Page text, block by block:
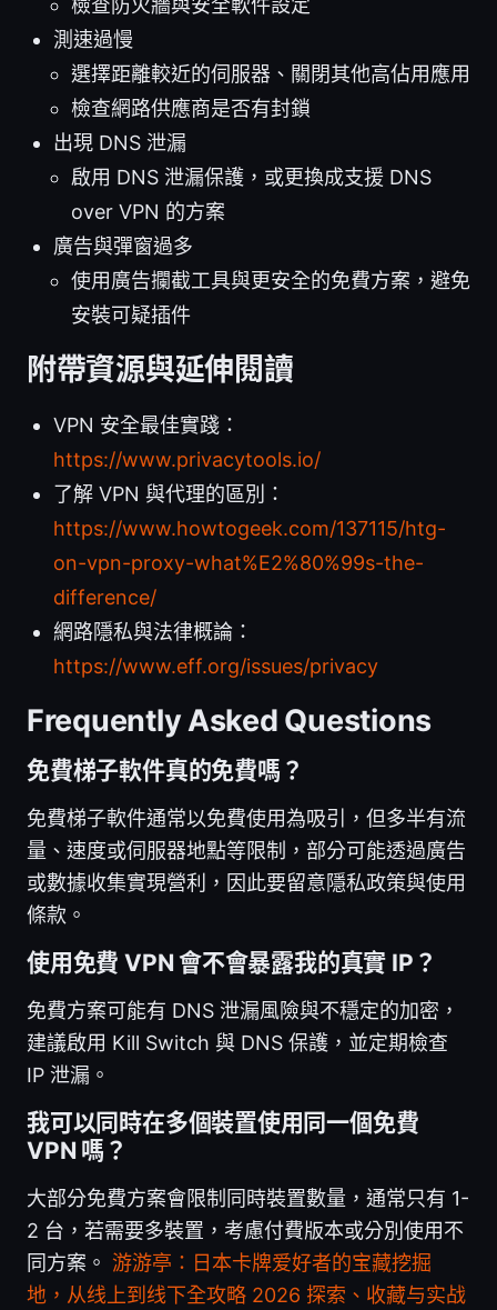
測速過慢
選擇距離較近的伺服器、關閉其他高佔用應用
檢查網路供應商是否有封鎖
出現 DNS 泄漏
啟用 DNS 泄漏保護，或更換成支援 DNS
over VPN 的方案
廣告與彈窗過多
使用廣告攔截工具與更安全的免費方案，避免
安裝可疑插件
附帶資源與延伸閱讀
VPN 安全最佳實踐：
https://www.privacytools.io/
了解 VPN 與代理的區別：
https://www.howtogeek.com/137115/htg-
on-vpn-proxy-what%E2%80%99s-the-
difference/
網路隱私與法律概論：
https://www.eff.org/issues/privacy
Frequently Asked Questions
免費梯子軟件真的免費嗎？
免費梯子軟件通常以免費使用為吸引，但多半有流
量、速度或伺服器地點等限制，部分可能透過廣告
或數據收集實現營利，因此要留意隱私政策與使用
條款。
使用免費 VPN 會不會暴露我的真實 IP？
免費方案可能有 DNS 泄漏風險與不穩定的加密，
建議啟用 Kill Switch 與 DNS 保護，並定期檢查
IP 泄漏。
我可以同時在多個裝置使用同一個免費
VPN 嗎？
大部分免費方案會限制同時裝置數量，通常只有 1-
2 台，若需要多裝置，考慮付費版本或分別使用不
同方案。 游游亭：日本卡牌爱好者的宝藏挖掘
地，从线上到线下全攻略 2026 探索、收藏与实战